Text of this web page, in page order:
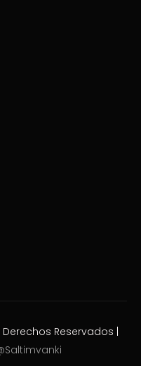
Reservados |